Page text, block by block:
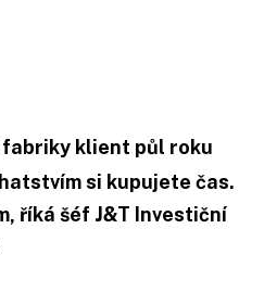
fabriky klient půl roku
si kupujete čas.
říká šéf J&T Investiční